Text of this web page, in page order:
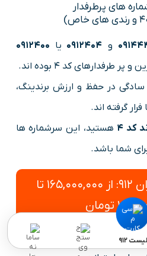
و 0912404 یا 0912400
طرفدارهای کد 4 بوده اند.
در حفظ و ارزش برندینگ،
گرفته اند.
کد 4
هستید، این سرشماره ها
شما باشد.
قیمت کد 4 در ایران 912: از 165,000,000 تا
تومان
کلیک کنید
لیست 912